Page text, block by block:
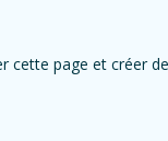
cette page et créer